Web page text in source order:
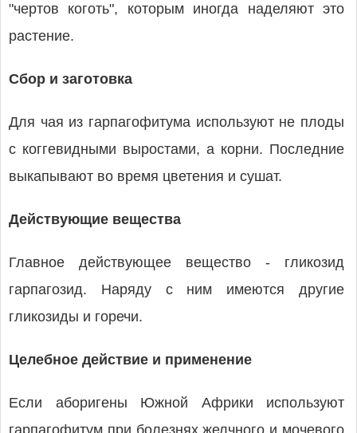
"чертов коготь", которым иногда наделяют это
растение.
Сбор и заготовка
Для чая из гарпагофитума используют не плоды
с коггевидными выростами, а корни. Последние
выкапывают во время цветения и сушат.
Действующие вещества
Главное действующее вещество - гликозид
гарпагозид. Наряду с ним имеются другие
гликозиды и горечи.
Целебное действие и применение
Если аборигены Южной Африки используют
гарпагофитум при болезнях желчного и мочевого